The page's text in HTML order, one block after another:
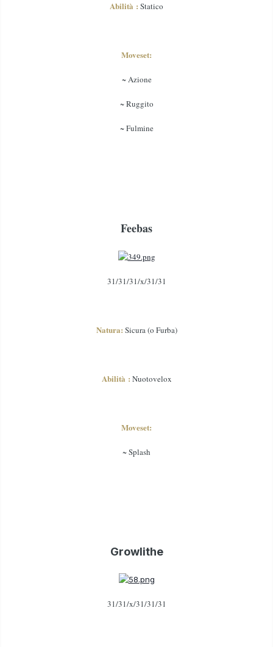
Abilità : Statico
Moveset:
~ Azione
~ Ruggito
~ Fulmine
Feebas
31/31/31/x/31/31
Natura: Sicura (o Furba)
Abilità : Nuotovelox
Moveset:
~ Splash
Growlithe
31/31/x/31/31/31